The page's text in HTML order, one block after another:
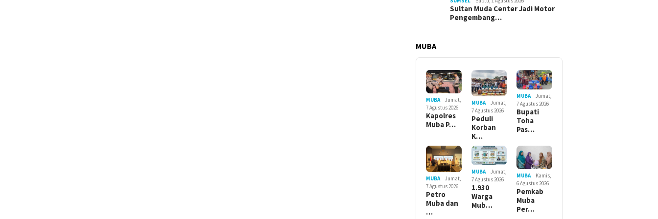
Sultan Muda Center Jadi Motor
Pengembang…
MUBA
MUBA
Jumat,
7 Agustus 2026
Kapolres
Muba P…
MUBA
Jumat,
7 Agustus 2026
Peduli
Korban
K…
MUBA
Jumat,
7 Agustus 2026
Bupati
Toha
Pas…
MUBA
Jumat,
7 Agustus 2026
Petro
Muba dan
…
MUBA
Jumat,
7 Agustus 2026
1.930
Warga
Mub…
MUBA
Kamis,
6 Agustus 2026
Pemkab
Muba
Per…